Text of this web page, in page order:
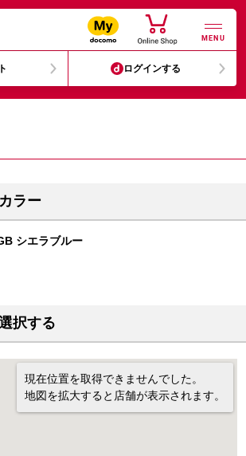
MENU
ログインする
ラー
シエラブルー
択する
現在位置を取得できませんでした。
地図を拡大すると店舗が表示されます。